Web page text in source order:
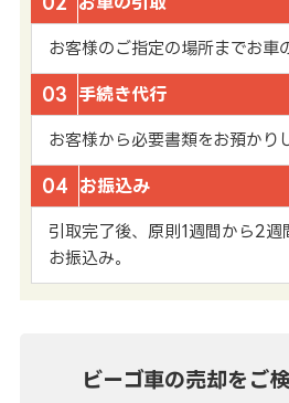
お客様のご指定の場所までお車
03 手続き代行
お客様から必要書類をお預かり
04 お振込み
引取完了後、原則1週間から2週
お振込み。
ビーゴ車の売却を ご